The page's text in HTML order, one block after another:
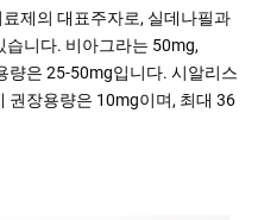
제의 대표주자로, 실데나필과
습니다. 비아그라는 50mg,
량은 25-50mg입니다. 시알리스
권장용량은 10mg이며, 최대 36